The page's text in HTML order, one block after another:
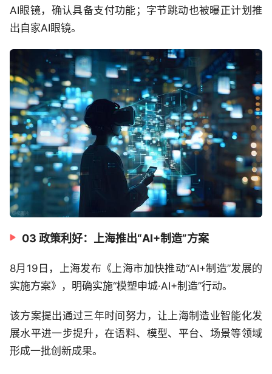
AI眼镜，确认具备支付功能；字节跳动也被曝正计划推
出自家AI眼镜。
03 政策利好：上海推出“AI+制造”方案
8月19日，上海发布《上海市加快推动“AI+制造”发展的
实施方案》，明确实施“模塑申城·AI+制造”行动。
该方案提出通过三年时间努力，让上海制造业智能化发
展水平进一步提升，在语料、模型、平台、场景等领域
形成一批创新成果。